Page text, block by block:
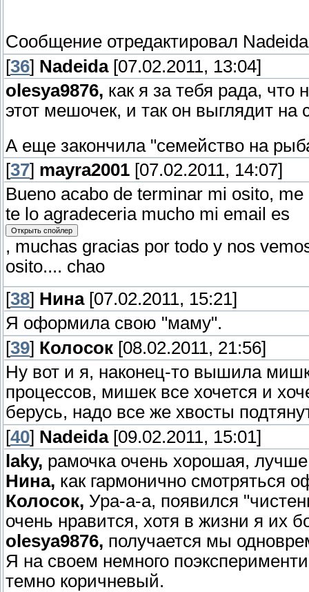
Сообщение отредактировал Nadeida
[36] Nadeida[07.02.2011, 13:04]
olesya9876, как я за тебя рада,
этот мешочек, и так он выглядит на
А еще закончила "семейство на
[37] mayra2001 [07.02.2011, 14:07]
Bueno acabo de terminar mi osito,
te lo agradeceria mucho mi email es
, muchas gracias por todo y nos
osito.... chao
[38] Нина[07.02.2011, 15:21]
Я оформила свою "маму".
[39] Колосок [08.02.2011, 21:56]
Ну вот и я, наконец-то вышила
процессов, мишек все хочется и
берусь, надо все же хвосты
[40] Nadeida[09.02.2011, 15:01]
laky, рамочка очень хорошая,
Нина, как гармонично смотряться
Колосок, Ура-а-а, появился
очень нравится, хотя в жизни я их
olesya9876, получается мы
Я на своем немного
темно коричневый.